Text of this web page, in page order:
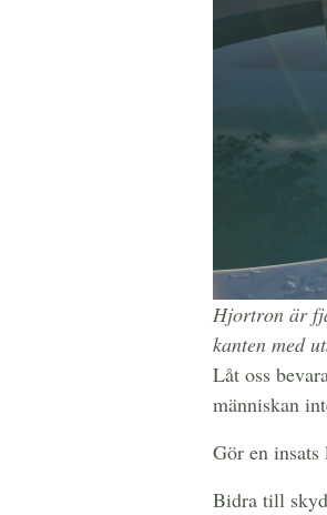
Hjortron är
kanten med
Låt oss
människan
Gör en
Bidra till